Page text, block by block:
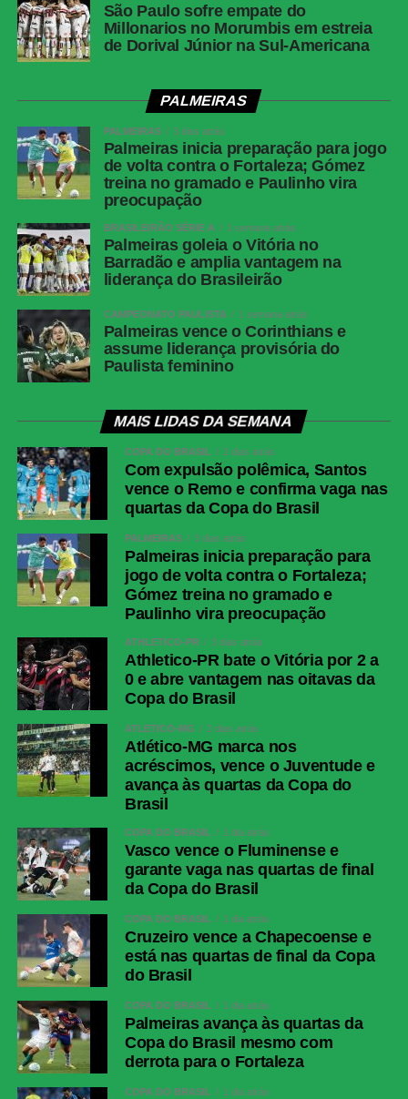
São Paulo sofre empate do
Millonarios no Morumbis em estreia
de Dorival Júnior na Sul-Americana
PALMEIRAS
PALMEIRAS 3 dias atrás
Palmeiras inicia preparação para jogo
de volta contra o Fortaleza; Gómez
treina no gramado e Paulinho vira
preocupação
BRASILEIRÃO SÉRIE A 1 semana atrás
Palmeiras goleia o Vitória no
Barradão e amplia vantagem na
liderança do Brasileirão
CAMPEONATO PAULISTA 1 semana atrás
Palmeiras vence o Corinthians e
assume liderança provisória do
Paulista feminino
MAIS LIDAS DA SEMANA
COPA DO BRASIL 2 dias atrás
Com expulsão polêmica, Santos
vence o Remo e confirma vaga nas
quartas da Copa do Brasil
PALMEIRAS 3 dias atrás
Palmeiras inicia preparação para
jogo de volta contra o Fortaleza;
Gómez treina no gramado e
Paulinho vira preocupação
ATHLETICO-PR 3 dias atrás
Athletico-PR bate o Vitória por 2 a
0 e abre vantagem nas oitavas da
Copa do Brasil
ATLÉTICO-MG 2 dias atrás
Atlético-MG marca nos
acréscimos, vence o Juventude e
avança às quartas da Copa do
Brasil
COPA DO BRASIL 1 dia atrás
Vasco vence o Fluminense e
garante vaga nas quartas de final
da Copa do Brasil
COPA DO BRASIL 1 dia atrás
Cruzeiro vence a Chapecoense e
está nas quartas de final da Copa
do Brasil
COPA DO BRASIL 1 dia atrás
Palmeiras avança às quartas da
Copa do Brasil mesmo com
derrota para o Fortaleza
COPA DO BRASIL 1 dia atrás